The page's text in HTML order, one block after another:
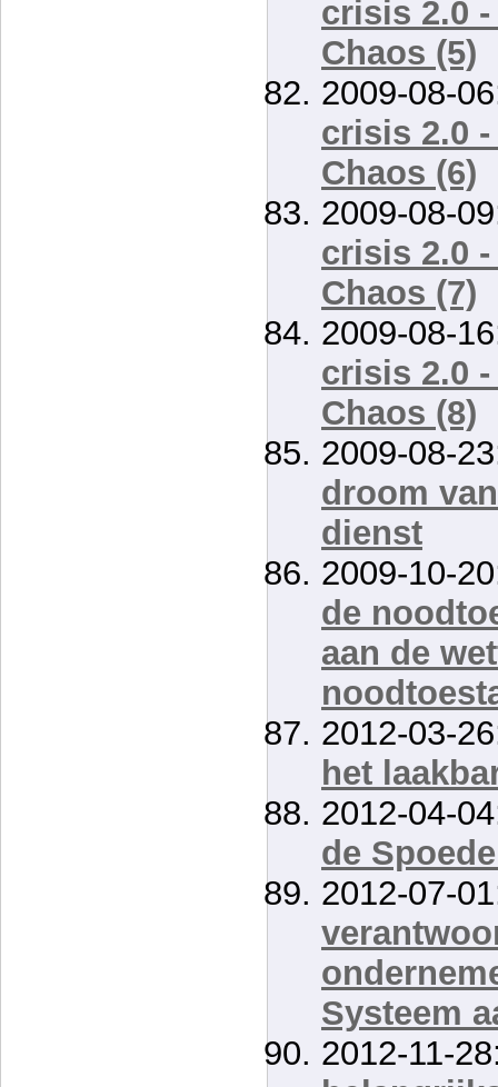
crisis 2.0
Chaos (5)
2009-08-
crisis 2.0
Chaos (6)
2009-08-
crisis 2.0
Chaos (7)
2009-08-
crisis 2.0
Chaos (8)
2009-08-
droom
dienst
2009-10-
de
aan de
2012-03-
het
2012-04-
de
2012-07-
Systeem
2012-11-